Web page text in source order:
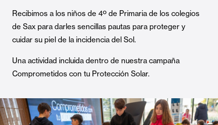
Recibimos a los niños de 4º de Primaria de los colegios
de Sax para darles sencillas pautas para proteger y
cuidar su piel de la incidencia del Sol.
Una actividad incluida dentro de nuestra campaña
Comprometidos con tu Protección Solar.